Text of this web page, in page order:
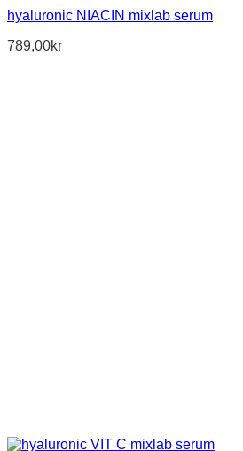
hyaluronic NIACIN mixlab serum
789,00kr